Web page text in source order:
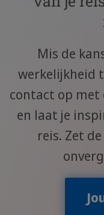
Mis de
werkelijkheid
contact op met
en laat je
reis. Zet